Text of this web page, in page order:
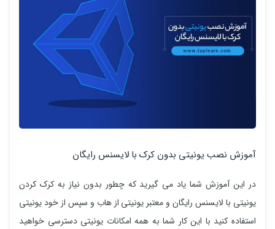
آموزش نصب یونیتی بدون کرک با لایسنس رایگان
در این آموزش شما یاد می گیرید که چطور بدون نیاز به کرک کردن
یونیتی با لایسنس رایگان و معتبر یونیتی از هاب و سپس از خود یونیتی
استفاده کنید با این کار شما به همه امکانات یونیتی دسترسی خواهید